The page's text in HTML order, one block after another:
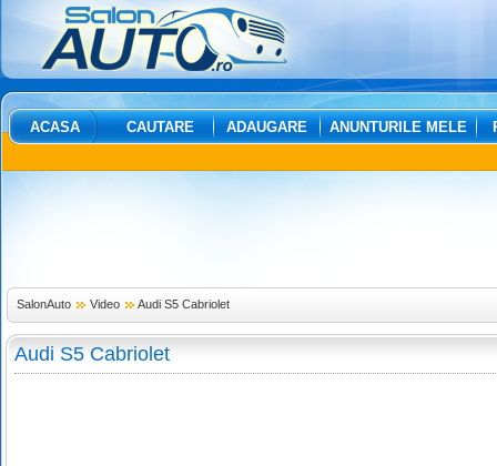
ACASA CAUTARE ADAUGARE ANUNTURILE MELE
SalonAuto Video Audi S5 Cabriolet
Audi S5 Cabriolet